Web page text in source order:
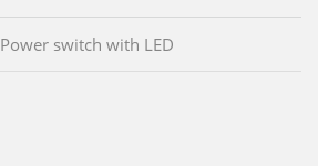
Power switch with LED